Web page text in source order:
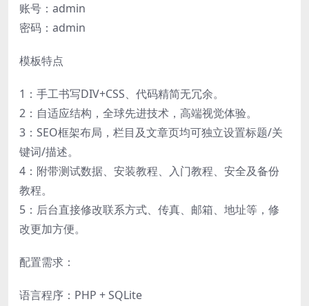
账号：admin
密码：admin
模板特点
1：手工书写DIV+CSS、代码精简无冗余。
2：自适应结构，全球先进技术，高端视觉体验。
3：SEO框架布局，栏目及文章页均可独立设置标题/关
键词/描述。
4：附带测试数据、安装教程、入门教程、安全及备份
教程。
5：后台直接修改联系方式、传真、邮箱、地址等，修
改更加方便。
配置需求：
语言程序：PHP + SQLite